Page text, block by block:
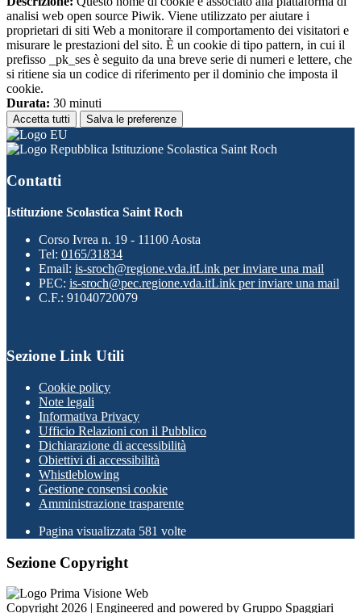
analisi web open source Piwik. Viene utilizzato per aiutare i
proprietari di siti Web a monitorare il comportamento dei visitatori e
misurare le prestazioni del sito. È un cookie di tipo pattern, in cui il
prefisso _pk_ses è seguito da una breve serie di numeri e lettere, che
si ritiene sia un codice di riferimento per il dominio che imposta il
cookie.
Durata: 30 minuti
Accetta tutti Salva le preferenze
Istituzione Scolastica Saint Roch
Contatti
Istituzione Scolastica Saint Roch
Corso Ivrea n. 19 - 11100 Aosta
Tel: 0165/31834
Email: is-sroch@regione.vda.itLink per inviare una mail
PEC: is-sroch@pec.regione.vda.itLink per inviare una mail
C.F.: 91040720079
Sezione Link Utili
Cookie policy
Note legali
Informativa Privacy
Ufficio Relazioni con il Pubblico
Dichiarazione di accessibilità
Obiettivi di accessibilità
Whistleblowing
Gestione consensi cookie
Amministrazione trasparente
Pagina visualizzata 581 volte
Sezione Copyright
Copyright 2026 | Engineered and powered by Gruppo Spaggiari